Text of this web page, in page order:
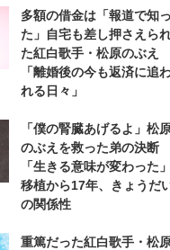
多額の借金は「報道で知っ
た」自宅も差し押さえら
た紅白歌手・松原のぶえ
「離婚後の今も返済に追
れる日々」
「僕の腎臓あげるよ」松
のぶえを救った弟の決断
「生きる意味が変わった」
移植から17年、きょうだ
の関係性
重篤だった紅白歌手・松